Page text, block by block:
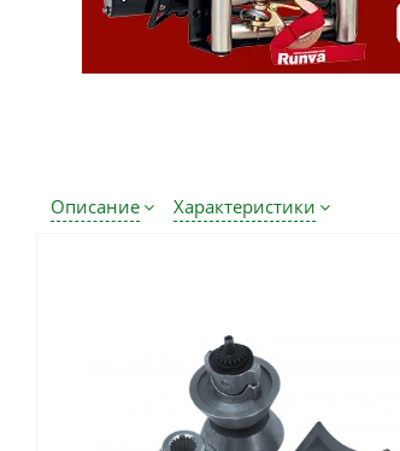
Описание Характеристики